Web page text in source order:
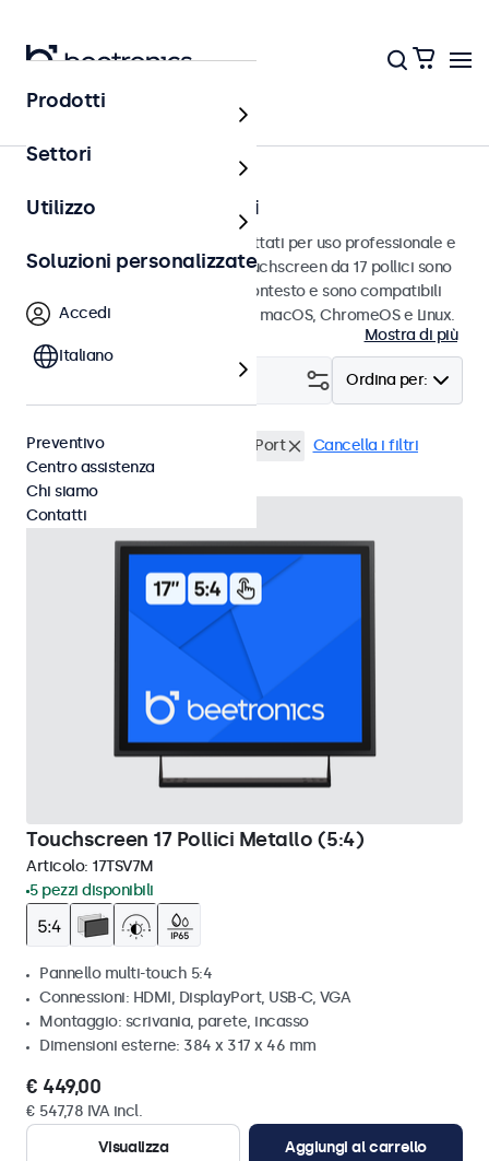
Touchscreen
Touchscreen da 17 pollici
Touchscreen da 17 pollici progettati per uso professionale e
uso continuo. Questi monitor touchscreen da 17 pollici sono
facili da integrare in qualsiasi contesto e sono compatibili
con i sistemi operativi Windows, macOS, ChromeOS e Linux.
Mostra di più
Ordina per:
Touchscreen 17 pollici DisplayPort Cancella i filtri
Touchscreen 17 Pollici Metallo (5:4)
Articolo: 17TSV7M
5 pezzi disponibili
Pannello multi-touch 5:4
Connessioni: HDMI, DisplayPort, USB-C, VGA
Montaggio: scrivania, parete, incasso
Dimensioni esterne: 384 x 317 x 46 mm
€ 449,00
€ 547,78 IVA incl.
Visualizza
Aggiungi al carrello
Prodotti
Settori
Utilizzo
Soluzioni personalizzate
Accedi
Italiano
Preventivo
Centro assistenza
Chi siamo
Contatti